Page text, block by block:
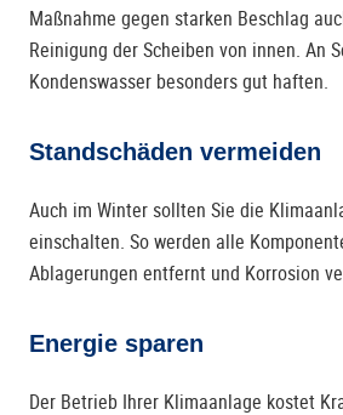
Maßnahme gegen starken Beschlag
Reinigung der Scheiben von innen. An
Kondenswasser besonders gut haften.
Standschäden vermeiden
Auch im Winter sollten Sie die
einschalten. So werden alle
Ablagerungen entfernt und Korrosion
Energie sparen
Der Betrieb Ihrer Klimaanlage kostet